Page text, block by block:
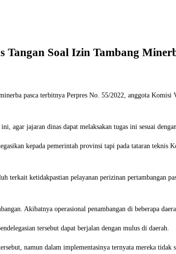
Soal Izin Tambang
pasca terbitnya Perpres No. 55/2022, anggota
agar jajaran dinas dapat melaksakan tugas ini sesuai
kepada pemerintah provinsi tapi pada tataran
terkait ketidakpastian pelayanan perizinan pertambangan
Akibatnya operasional penambangan di beberapa
tersebut dapat berjalan dengan mulus di daerah.
namun dalam implementasinya ternyata mereka